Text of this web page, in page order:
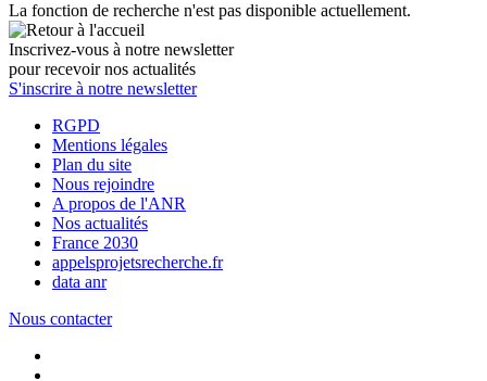
La fonction de recherche n'est pas disponible actuellement.
Inscrivez-vous à notre newsletter
pour recevoir nos actualités
S'inscrire à notre newsletter
RGPD
Mentions légales
Plan du site
Nous rejoindre
A propos de l'ANR
Nos actualités
France 2030
appelsprojetsrecherche.fr
data anr
Nous contacter